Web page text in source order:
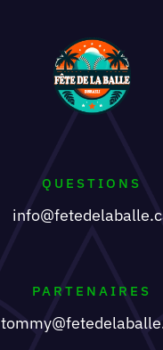
QUESTIONS
PARTENAIRES